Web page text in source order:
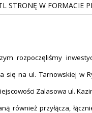
STRONĘ W FORMACIE
rozpoczęliśmy
się na ul. Tarnowskiej w
Zalasowa ul.
również przyłącza,